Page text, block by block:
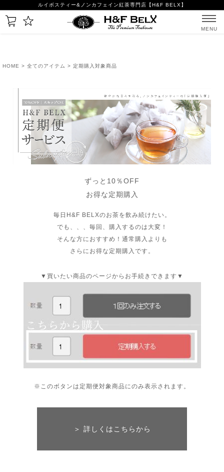
ルイボスティー&ノンカフェイン紅茶専門店【H&F BELX】
MENU
HOME > 全てのアイテム > 定期購入対象商品
ずっと10％OFF
お得な定期購入
毎日H&F BELXのお茶を飲み続けたい。
でも、、、毎回、購入するのは大変！
そんな方におすすめ！通常購入よりも
さらにお得な定期購入です。
▼買いたい商品のページからお手続きできます▼
※このボタンは定期便対象商品にのみ表示されます。
＞ 詳しくはこちらから